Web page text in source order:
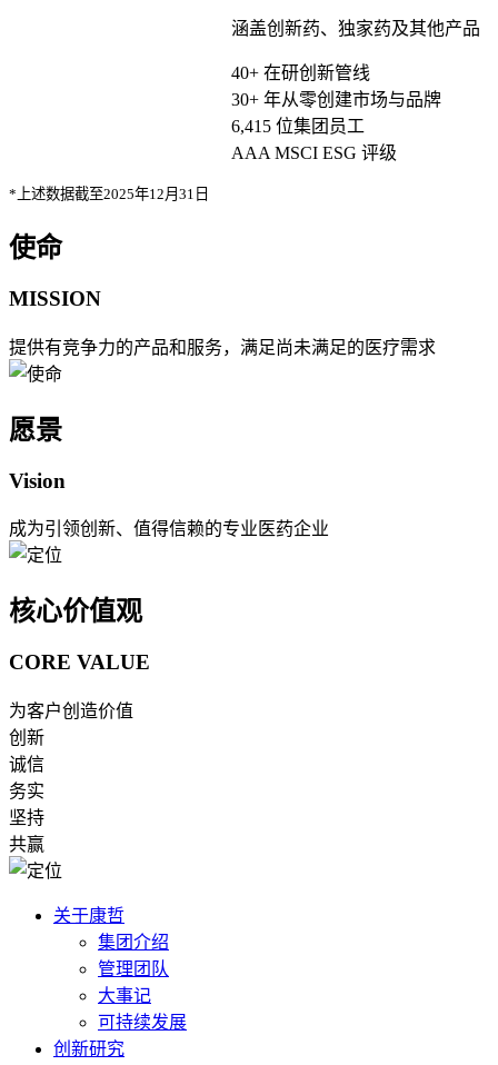
涵盖创新药、独家药及其他产品
40+ 在研创新管线
30+ 年从零创建市场与品牌
6,415 位集团员工
AAA MSCI ESG 评级
*上述数据截至2025年12月31日
使命
MISSION
提供有竞争力的产品和服务，满足尚未满足的医疗需求
愿景
Vision
成为引领创新、值得信赖的专业医药企业
核心价值观
CORE VALUE
为客户创造价值
创新
诚信
务实
坚持
共赢
关于康哲
集团介绍
管理团队
大事记
可持续发展
创新研究